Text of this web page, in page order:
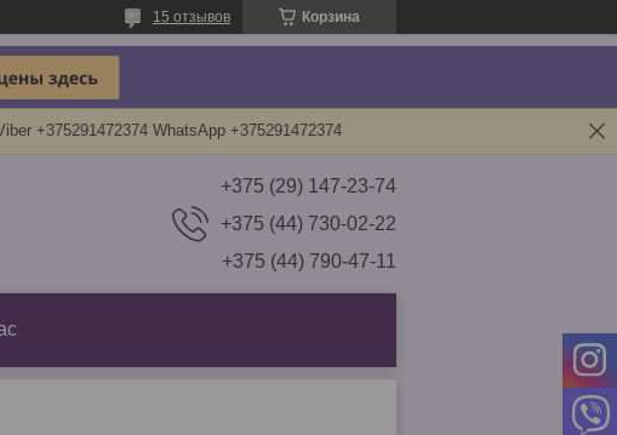
Корзина
15 отзывов
+375291472374 WhatsApp +375291472374
+375 (29) 147-23-74
+375 (44) 730-02-22
+375 (44) 790-47-11